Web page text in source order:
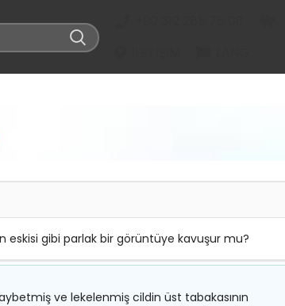
gibi parlak bir görüntüye kavuşur mu?
ve lekelenmiş cildin üst tabakasının